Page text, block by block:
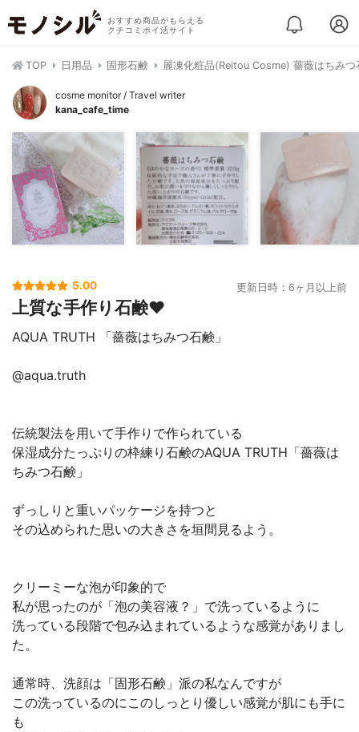
おすすめ商品がもらえる
クチコミポイ活サイト
TOP 日用品 固形石鹸 麗凍化粧品(Reitou Cosme) 薔薇はちみつ
cosme monitor / Travel writer
kana_cafe_time
5.00 更新日時：6ヶ月以上前
上質な手作り石鹸❤️
AQUA TRUTH 「薔薇はちみつ石鹸」
@aqua.truth
伝統製法を用いて手作りで作られている
保湿成分たっぷりの枠練り石鹸のAQUA TRUTH「薔薇は
ちみつ石鹸」
ずっしりと重いパッケージを持つと
その込められた思いの大きさを垣間見るよう。
クリーミーな泡が印象的で
私が思ったのが「泡の美容液？」で洗っているように
洗っている段階で包み込まれているような感覚がありまし
た。
通常時、洗顔は「固形石鹸」派の私なんですが
この洗っているのにこのしっとり優しい感覚が肌にも手に
も